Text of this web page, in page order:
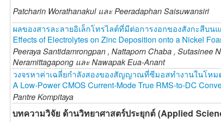
Patcharin Worathanakul และPeeradaphan Saisuwansiri
ผลของสารละลายอิเล็กโทรไลต์ที่มีต่อการงอกของสังกะสีบน
Effects of Electrolytes on Zinc Deposition onto a Nickel
Peeraya Santidamrongpan , Nattaporn Chaba , Sutasinee
Neramittagapong และNawapak Eua-Anant
วงจรหาค่าเฉลี่ยกำลังสองของสัญญาณที่ซีมอสทำงานในโหม
A Low-Power CMOS Current-Mode True RMS-to-DC
Pantre Kompitaya
บทความวิจัย ด้านวิทยาศาสตร์ประยุกต์ (Applied